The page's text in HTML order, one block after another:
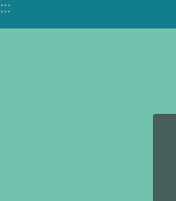
跳到主要內容區塊
:::